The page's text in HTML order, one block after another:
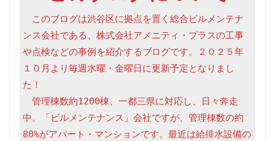
このブログは渋谷区に拠点を置く総合ビルメンテナ
ンス会社である、株式会社アメニティ・プラスの工事
や点検などの事例を紹介するブログです。２０２５年
１０月より毎週水曜・金曜日に更新予定となりまし
た！
管理棟数約1200棟、一都三県に対応し、日々奔走
中。「ビルメンテナンス」会社ですが、管理棟数の約
80%がアパート・マンションです。最近は給排水設備の